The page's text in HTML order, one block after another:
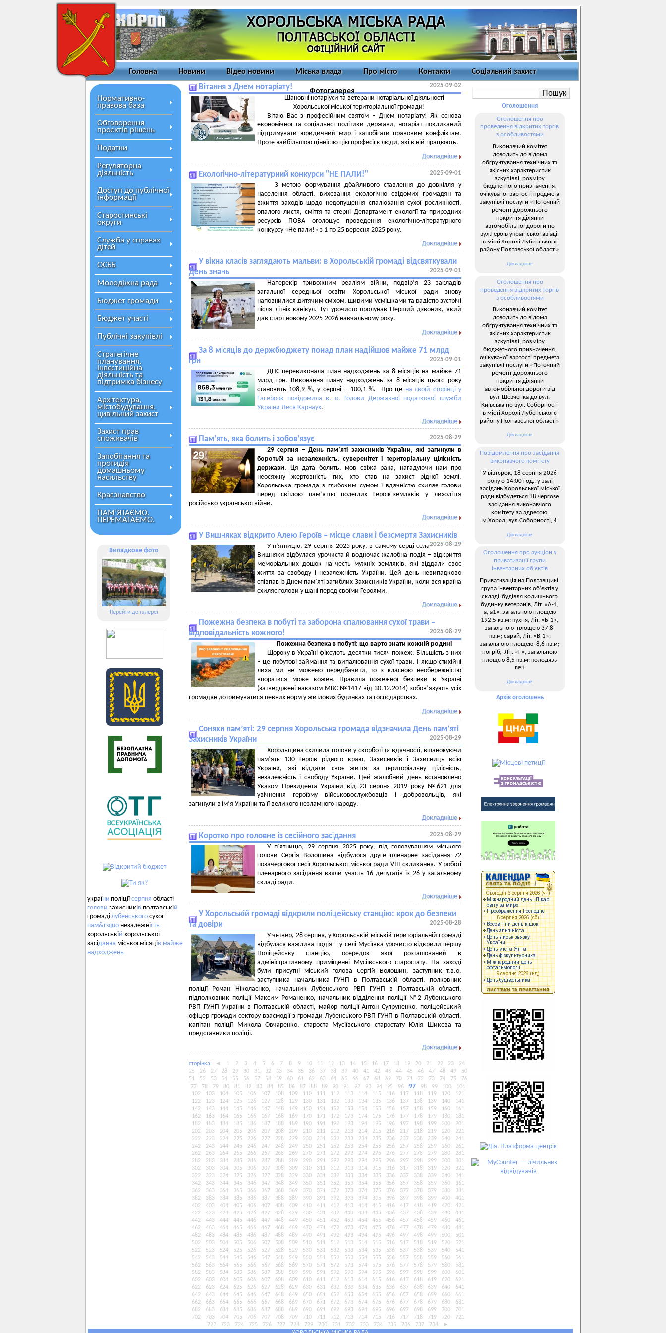
Головна Новини Відео новини Міська влада Про місто Контакти Соціальний захист
Фотогалерея
Нормативно-
правова база
Обговорення
проєктів рішень
Податки
Регуляторна
діяльність
Доступ до публічної
інформації
Старостинські
округи
Служба у справах
дітей
ОСББ
Молодіжна рада
Бюджет громади
Бюджет участі
Публічні закупівлі
Стратегічне
планування,
інвестиційна
діяльність та
підтримка бізнесу
Архітектура,
містобудування,
цивільний захист
Захист прав
споживачів
Запобігання та
протидія
домашньому
насильству
Краєзнавство
ПАМ’ЯТАЄМО.
ПЕРЕМАГАЄМО.
Випадкове фото
Перейти до галереї
україни поліціїсерпня області
голови захисників полтавській
громаді лубенського сухої
пам&rsquo незалежність
хорольській хорольської
засідання міської місяців майже
надходжень
Вітання з Днем нотаріату! 2025-09-02
Шановні нотаріуси та ветерани нотаріальної діяльності
Хорольської міської територіальної громади!
Вітаю Вас з професійним святом – Днем нотаріату! Як основа
економічної та соціальної політики держави, нотаріат покликаний
підтримувати юридичний мир і запобігати правовим конфліктам.
Проте найбільшою цінністю цієї професії є люди, які в ній працюють.
Докладніше
Екологічно-літературний конкурси "НЕ ПАЛИ!" 2025-09-01
З метою формування дбайливого ставлення до довкілля у
населення області, виховання екологічно свідомих громадян та
вжиття заходів щодо недопущення спалювання сухої рослинності,
опалого листя, сміття та стерні Департамент екології та природних
ресурсів ПОВА оголошує проведення екологічно-літературного
конкурсу «Не пали!» з 1 по 25 вересня 2025 року.
Докладніше
У вікна класів заглядають мальви: в Хорольській громаді відсвяткували
День знань
2025-09-01
Наперекір тривожним реаліям війни, подвір’я 23 закладів
загальної середньої освіти Хорольської міської ради знову
наповнилися дитячим сміхом, щирими усмішками та радістю зустрічі
після літніх канікул. Тут урочисто пролунав Перший дзвоник, який
дав старт новому 2025-2026 навчальному року.
Докладніше
За 8 місяців до держбюджету понад план надійшов майже 71 млрд
грн
2025-09-01
ДПС перевиконала план надходжень за 8 місяців на майже 71
млрд грн. Виконання плану надходжень за 8 місяців цього року
становить 108,9 %, у серпні – 100,1 %. Про це на своїй сторінці у
Facebook повідомила в. о. Голови Державної податкової служби
України Леся Карнаух.
Докладніше
Пам’ять, яка болить і зобов’язує 2025-08-29
29 серпня – День пам’яті захисників України, які загинули в
боротьбі за незалежність, суверенітет і територіальну цілісність
держави. Ця дата болить, мов свіжа рана, нагадуючи нам про
неосяжну жертовність тих, хто став на захист рідної землі.
Хорольська громада з глибоким сумом і вдячністю схиляє голови
перед світлою пам’яттю полеглих Героїв-земляків у лихоліття
російсько-української війни.
Докладніше
У Вишняках відкрито Алею Героїв – місце слави і безсмертя Захисників
2025-08-29
У п’ятницю, 29 серпня 2025 року, в самому серці села
Вишняки відбулася урочиста й водночас жалобна подія – відкриття
меморіальних дошок на честь мужніх земляків, які віддали своє
життя за свободу і незалежність України. Цей день невипадково
співпав із Днем пам’яті загиблих Захисників України, коли вся країна
схиляє голови у шані перед своїми Героями.
Докладніше
Пожежна безпека в побуті та заборона спалювання сухої трави –
відповідальність кожного!
2025-08-29
Пожежна безпека в побуті: що варто знати кожній родині
Щороку в Україні фіксують десятки тисяч пожеж. Більшість з них
– це побутові займання та випалювання сухої трави. І якщо стихійні
лиха ми не можемо передбачити, то з власною необережністю
впоратися може кожен. Правила пожежної безпеки в Україні
(затверджені наказом МВС №1417 від 30.12.2014) зобов’язують усіх
громадян дотримуватися певних норм у житлових будинках та господарствах.
Докладніше
Соняхи пам’яті: 29 серпня Хорольська громада відзначила День пам’яті
Захисників України
2025-08-29
Хорольщина схилила голови у скорботі та вдячності, вшановуючи
пам’ять 130 Героїв рідного краю, Захисників і Захисниць всієї
України, які віддали своє життя за територіальну цілісність,
незалежність і свободу України. Цей жалобний день встановлено
Указом Президента України від 23 серпня 2019 року №621 для
увічнення героїзму військовослужбовців і добровольців, які
загинули в ім’я України та її великого незламного народу.
Докладніше
Коротко про головне із сесійного засідання 2025-08-29
У п’ятницю, 29 серпня 2025 року, під головуванням міського
голови Сергія Волошина відбулося друге пленарне засідання 72
позачергової сесії Хорольської міської ради VIII скликання. У роботі
пленарного засідання взяли участь 16 депутатів із 26 у загальному
складі ради.
Докладніше
У Хорольській громаді відкрили поліцейську станцію: крок до безпеки
та довіри
2025-08-28
У четвер, 28 серпня, у Хорольській міській територіальній громаді
відбулася важлива подія – у селі Мусіївка урочисто відкрили першу
Поліцейську станцію, осередок якої розташований в
адміністративному приміщенні Мусіївського старостату. На заході
були присутні міський голова Сергій Волошин, заступник т.в.о.
заступника начальника ГУНП в Полтавській області, полковник
поліції Роман Ніколаєнко, начальник Лубенського РВП ГУНП в Полтавській області,
підполковник поліції Максим Романенко, начальник відділення поліції №2 Лубенського
РВП ГУНП України в Полтавській області, майор поліції Антон Супруненко, поліцейський
офіцер громади сектору взаємодії з громади Лубенського РВП ГУНП в Полтавській області,
капітан поліції Микола Овчаренко, староста Мусіївського старостату Юлія Шикова та
представники поліції.
Докладніше
сторiнка: ◄ 1 2 3 4 5 6 7 8 9 10 11 12 13 14 15 16 17 18 19 20 21 22 23
24
25
26 27 28 29 30 31 32 33 34 35 36 37 38 39 40 41 42 43 44 45 46 47 48 49
50
51
52 53 54 55 56 57 58 59 60 61 62 63 64 65 66 67 68 69 70 71 72 73 74 75
76
77
78 79 80 81 82 83 84 85 86 87 88 89 90 91 92 93 94 95 96 97 98 99 100
101
102
103 104 105 106 107 108 109 110 111 112 113 114 115 116 117 118 119 120
121
122
123 124 125 126 127 128 129 130 131 132 133 134 135 136 137 138 139 140
141
142
143 144 145 146 147 148 149 150 151 152 153 154 155 156 157 158 159 160
161
162
163 164 165 166 167 168 169 170 171 172 173 174 175 176 177 178 179 180
181
182
183 184 185 186 187 188 189 190 191 192 193 194 195 196 197 198 199 200
201
202
203 204 205 206 207 208 209 210 211 212 213 214 215 216 217 218 219 220
221
222
223 224 225 226 227 228 229 230 231 232 233 234 235 236 237 238 239 240
241
242
243 244 245 246 247 248 249 250 251 252 253 254 255 256 257 258 259 260
261
262
263 264 265 266 267 268 269 270 271 272 273 274 275 276 277 278 279 280
281
282
283 284 285 286 287 288 289 290 291 292 293 294 295 296 297 298 299 300
301
302
303 304 305 306 307 308 309 310 311 312 313 314 315 316 317 318 319 320
321
322
323 324 325 326 327 328 329 330 331 332 333 334 335 336 337 338 339 340
341
342
343 344 345 346 347 348 349 350 351 352 353 354 355 356 357 358 359 360
361
362
363 364 365 366 367 368 369 370 371 372 373 374 375 376 377 378 379 380
381
382
383 384 385 386 387 388 389 390 391 392 393 394 395 396 397 398 399 400
401
402
403 404 405 406 407 408 409 410 411 412 413 414 415 416 417 418 419 420
421
422
423 424 425 426 427 428 429 430 431 432 433 434 435 436 437 438 439 440
441
442
443 444 445 446 447 448 449 450 451 452 453 454 455 456 457 458 459 460
461
462
463 464 465 466 467 468 469 470 471 472 473 474 475 476 477 478 479 480
481
482
483 484 485 486 487 488 489 490 491 492 493 494 495 496 497 498 499 500
501
502
503 504 505 506 507 508 509 510 511 512 513 514 515 516 517 518 519 520
521
522
523 524 525 526 527 528 529 530 531 532 533 534 535 536 537 538 539 540
541
542
543 544 545 546 547 548 549 550 551 552 553 554 555 556 557 558 559 560
561
562
563 564 565 566 567 568 569 570 571 572 573 574 575 576 577 578 579 580
581
582
583 584 585 586 587 588 589 590 591 592 593 594 595 596 597 598 599 600
601
602
603 604 605 606 607 608 609 610 611 612 613 614 615 616 617 618 619 620
621
622
623 624 625 626 627 628 629 630 631 632 633 634 635 636 637 638 639 640
641
642
643 644 645 646 647 648 649 650 651 652 653 654 655 656 657 658 659 660
661
662
663 664 665 666 667 668 669 670 671 672 673 674 675 676 677 678 679 680
681
682
683 684 685 686 687 688 689 690 691 692 693 694 695 696 697 698 699 700
701
702
703 704 705 706 707 708 709 710 711 712 713 714 715 716 717 718 719 720
721
722
723 724 725 726 727 728 729 730 731 732 733 734 735 736 737 738 ►
Оголошення
Оголошення про
проведення відкритих торгів
з особливостями
Виконавчий комітет
доводить до відома
обґрунтування технічних та
якісних характеристик
закупівлі, розміру
бюджетного призначення,
очікуваної вартості предмета
закупівлі послуги «Поточний
ремонт дорожнього
покриття ділянки
автомобільної дороги по
вул.Героїв української авіації
в місті Хоролі Лубенського
району Полтавської області»
Докладніше
Оголошення про
проведення відкритих торгів
з особливостями
Виконавчий комітет
доводить до відома
обґрунтування технічних та
якісних характеристик
закупівлі, розміру
бюджетного призначення,
очікуваної вартості предмета
закупівлі послуги «Поточний
ремонт дорожнього
покриття ділянки
автомобільної дороги від
вул. Шевченка до вул.
Київська по вул. Соборності
в місті Хоролі Лубенського
району Полтавської області»
Докладніше
Повідомлення про засідання
виконавчого комітету
У вівторок, 18 серпня 2026
року о 14:00 год., у залі
засідань Хорольської міської
ради відбудеться 18 чергове
засідання виконавчого
комітету за адресою:
м.Хорол, вул.Соборності, 4
Докладніше
Оголошення про аукціон з
приватизації групи
інвентарних об’єктів
Приватизація на Полтавщині:
група інвентарних об’єктів у
складі: будівля колишнього
будинку ветеранів, Літ. «А-1,
а, а1», загальною площею
192,5 кв.м; кухня, Літ. «Б-1»,
загальною площею 37,8
кв.м; сарай, Літ. «В-1»,
загальною площею 8,6 кв.м;
погріб, Літ. «Г», загальною
площею 8,5 кв.м; колодязь
№1
Докладніше
Архів оголошень